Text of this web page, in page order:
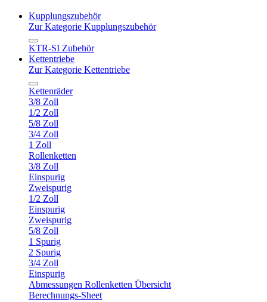
Kupplungszubehör
Zur Kategorie Kupplungszubehör
KTR-SI Zubehör
Kettentriebe
Zur Kategorie Kettentriebe
Kettenräder
3/8 Zoll
1/2 Zoll
5/8 Zoll
3/4 Zoll
1 Zoll
Rollenketten
3/8 Zoll
Einspurig
Zweispurig
1/2 Zoll
Einspurig
Zweispurig
5/8 Zoll
1 Spurig
2 Spurig
3/4 Zoll
Einspurig
Abmessungen Rollenketten Übersicht
Berechnungs-Sheet